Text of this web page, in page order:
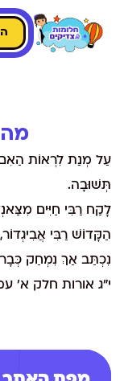
עַל מְנַת לִרְאוֹת הַאִם
תְּשׁוּבָה.
לָקַח רַבִּי חַיִּים
הַקָּדוֹשׁ רַבִּי
נִכְתַּב אַךְ נִמְחַק
י"ג אורות חלק א'